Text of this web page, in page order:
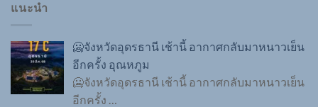
แนะนำ
🥶จังหวัดอุดรธานี เช้านี้ อากาศกลับมาหนาวเย็น
อีกครั้ง อุณหภูม
🥶จังหวัดอุดรธานี เช้านี้ อากาศกลับมาหนาวเย็น
อีกครั้ง …